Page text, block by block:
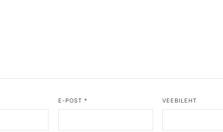
E-POST * VEEBILEHT